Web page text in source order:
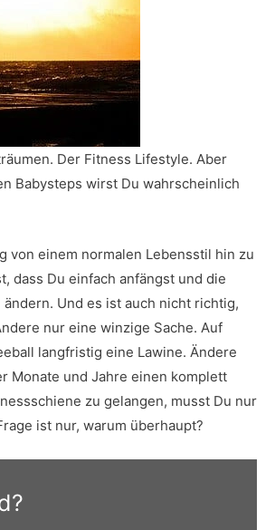
Der Fitness Lifestyle. Aber
Babysteps wirst Du wahrscheinlich
von einem normalen Lebensstil hin zu
dass Du einfach anfängst und die
Und es ist auch nicht richtig,
nur eine winzige Sache. Auf
langfristig eine Lawine. Ändere
Monate und Jahre einen komplett
zu gelangen, musst Du nur
ist nur, warum überhaupt?